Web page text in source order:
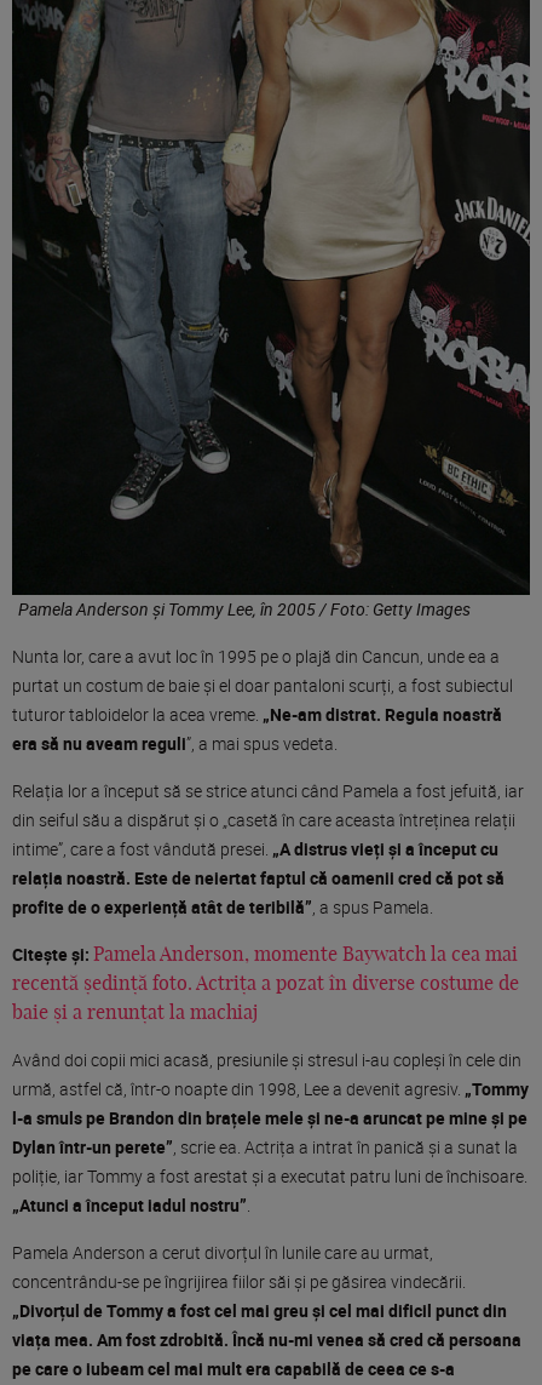
Pamela Anderson și Tommy Lee, în 2005 / Foto: Getty Images
Nunta lor, care a avut loc în 1995 pe o plajă din Cancun, unde ea a
purtat un costum de baie și el doar pantaloni scurți, a fost subiectul
tuturor tabloidelor la acea vreme. „Ne-am distrat. Regula noastră
era să nu aveam reguli”, a mai spus vedeta.
Relația lor a început să se strice atunci când Pamela a fost jefuită, iar
din seiful său a dispărut și o „casetă în care aceasta întreținea relații
intime”, care a fost vândută presei. „A distrus vieți și a început cu
relația noastră. Este de neiertat faptul că oamenii cred că pot să
profite de o experiență atât de teribilă”, a spus Pamela.
Citește și: Pamela Anderson, momente Baywatch la cea mai
recentă ședință foto. Actrița a pozat în diverse costume de
baie și a renunțat la machiaj
Având doi copii mici acasă, presiunile și stresul i-au copleși în cele din
urmă, astfel că, într-o noapte din 1998, Lee a devenit agresiv. „Tommy
l-a smuls pe Brandon din brațele mele și ne-a aruncat pe mine și pe
Dylan într-un perete”, scrie ea. Actrița a intrat în panică și a sunat la
poliție, iar Tommy a fost arestat și a executat patru luni de închisoare.
„Atunci a început iadul nostru”.
Pamela Anderson a cerut divorțul în lunile care au urmat,
concentrându-se pe îngrijirea fiilor săi și pe găsirea vindecării.
„Divorțul de Tommy a fost cel mai greu și cel mai dificil punct din
viața mea. Am fost zdrobită. Încă nu-mi venea să cred că persoana
pe care o iubeam cel mai mult era capabilă de ceea ce s-a